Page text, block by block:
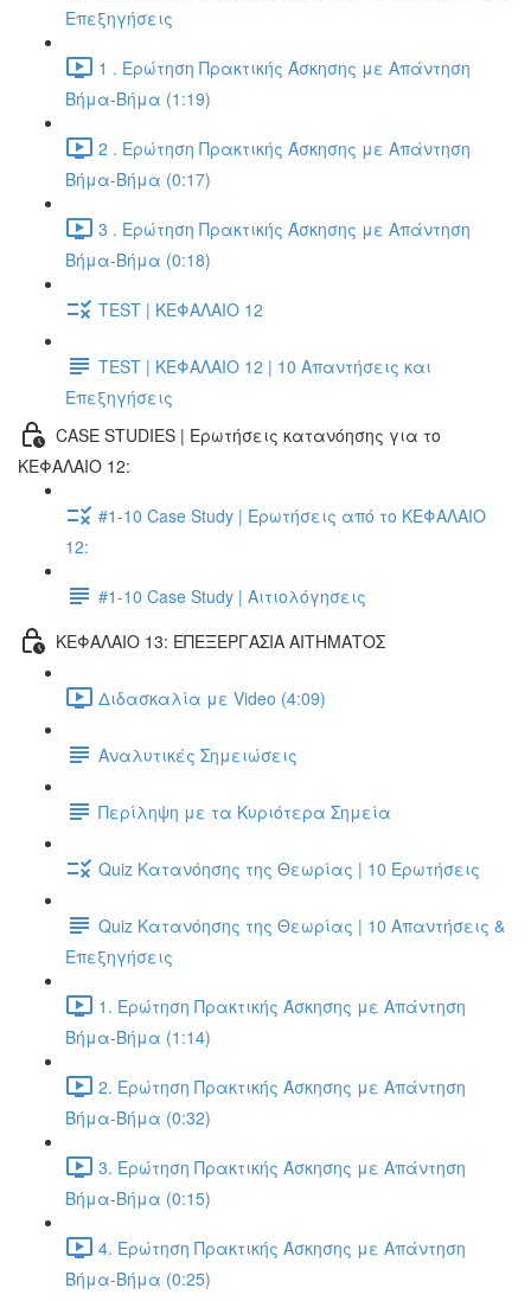
Επεξηγήσεις
1 . Ερώτηση Πρακτικής Άσκησης με Απάντηση
Βήμα-Βήμα (1:19)
2 . Ερώτηση Πρακτικής Άσκησης με Απάντηση
Βήμα-Βήμα (0:17)
3 . Ερώτηση Πρακτικής Άσκησης με Απάντηση
Βήμα-Βήμα (0:18)
TEST | ΚΕΦΑΛΑΙΟ 12
TEST | ΚΕΦΑΛΑΙΟ 12 | 10 Απαντήσεις και
Επεξηγήσεις
CASE STUDIES | Ερωτήσεις κατανόησης για το
ΚΕΦΑΛΑΙΟ 12:
#1-10 Case Study | Ερωτήσεις από το ΚΕΦΑΛΑΙΟ
12:
#1-10 Case Study | Αιτιολόγησεις
ΚΕΦΑΛΑΙΟ 13: ΕΠΕΞΕΡΓΑΣΙΑ ΑΙΤΗΜΑΤΟΣ
Διδασκαλία με Video (4:09)
Αναλυτικές Σημειώσεις
Περίληψη με τα Κυριότερα Σημεία
Quiz Κατανόησης της Θεωρίας | 10 Ερωτήσεις
Quiz Κατανόησης της Θεωρίας | 10 Απαντήσεις &
Επεξηγήσεις
1. Ερώτηση Πρακτικής Άσκησης με Απάντηση
Βήμα-Βήμα (1:14)
2. Ερώτηση Πρακτικής Άσκησης με Απάντηση
Βήμα-Βήμα (0:32)
3. Ερώτηση Πρακτικής Άσκησης με Απάντηση
Βήμα-Βήμα (0:15)
4. Ερώτηση Πρακτικής Άσκησης με Απάντηση
Βήμα-Βήμα (0:25)